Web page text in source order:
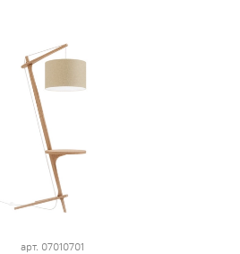
арт. 07010701